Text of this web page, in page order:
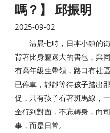
嗎？】 邱振明
2025-09-02
清晨七時，日本小鎮的街
背著比身軀還大的書包，與
有高年級生帶領，路口有社
已停車，靜靜等待孩子踏出
促，只有孩子看著斑馬線，
全行到對面，不忘轉身，向
事，而是日常。